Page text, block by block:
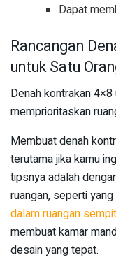
Dapat
Rancangan
untuk Satu
Denah kontrakan
memprioritaskan
Membuat denah
terutama jika kamu
tipsnya adalah
ruangan, seperti
dalam ruangan sempit
membuat kamar
desain yang tepat.